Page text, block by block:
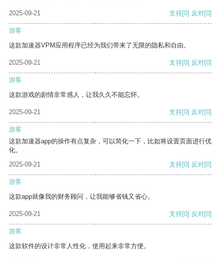
2025-09-21 支持[0] 反对[0]
游客
这款加速器VPM应用程序已经为我们带来了无限的隐私和自由。
2025-09-21 支持[0] 反对[0]
游客
这款游戏的剧情非常感人，让我久久不能忘怀。
2025-09-21 支持[0] 反对[0]
游客
这款加速器app的操作有点复杂，可以简化一下，比如将设置页面进行优
化。
2025-09-21
支持[0] 反对[0]
游客
这款app就像我的财务顾问，让我能够省钱又省心。
2025-09-21 支持[0] 反对[0]
游客
这款软件的设计非常人性化，使用起来非常方便。